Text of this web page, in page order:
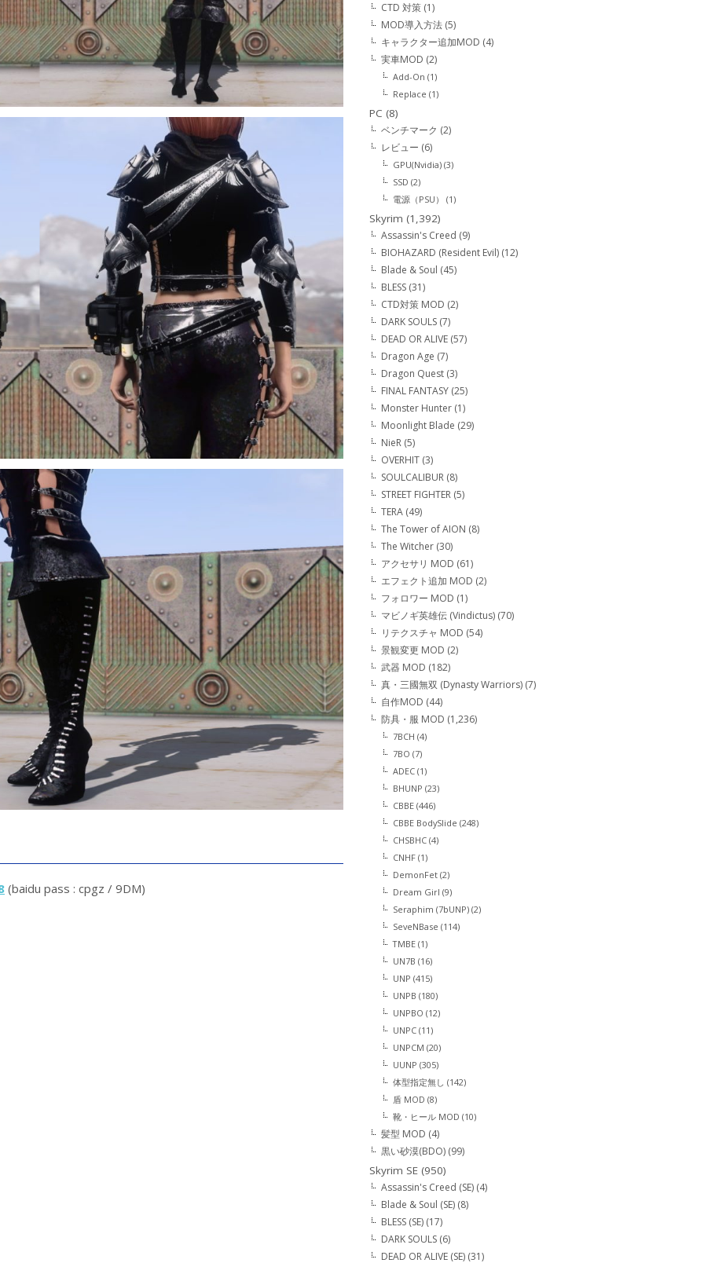
(baidu pass : cpgz / 9DM)
CTD 対策 (1)
MOD導入方法 (5)
キャラクター追加MOD (4)
実車MOD (2)
Add-On (1)
Replace (1)
PC (8)
ベンチマーク (2)
レビュー (6)
GPU(Nvidia) (3)
SSD (2)
電源（PSU）
(1)
Skyrim (1,392)
Assassin's Creed (9)
BIOHAZARD (Resident Evil) (12)
Blade & Soul (45)
BLESS (31)
CTD対策 MOD (2)
DARK SOULS (7)
DEAD OR ALIVE (57)
Dragon Age (7)
Dragon Quest (3)
FINAL FANTASY (25)
Monster Hunter (1)
Moonlight Blade (29)
NieR (5)
OVERHIT (3)
SOULCALIBUR (8)
STREET FIGHTER (5)
TERA (49)
The Tower of AION (8)
The Witcher (30)
アクセサリ MOD (61)
エフェクト追加 MOD (2)
フォロワー MOD (1)
マビノギ英雄伝 (Vindictus) (70)
リテクスチャ MOD (54)
景観変更 MOD (2)
武器 MOD (182)
真・三國無双 (Dynasty Warriors) (7)
自作MOD (44)
防具・服 MOD (1,236)
7BCH (4)
7BO (7)
ADEC (1)
BHUNP (23)
CBBE (446)
CBBE BodySlide (248)
CHSBHC (4)
CNHF (1)
DemonFet (2)
Dream Girl (9)
Seraphim (7bUNP) (2)
SeveNBase (114)
TMBE (1)
UN7B (16)
UNP (415)
UNPB (180)
UNPBO (12)
UNPC (11)
UNPCM (20)
UUNP (305)
体型指定無し (142)
盾 MOD (8)
靴・ヒール MOD (10)
髪型 MOD (4)
黒い砂漠(BDO) (99)
Skyrim SE (950)
Assassin's Creed (SE) (4)
Blade & Soul (SE) (8)
BLESS (SE) (17)
DARK SOULS (6)
DEAD OR ALIVE (SE) (31)